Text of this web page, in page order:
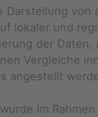
Darstellung von
lokaler und
der Daten,
Vergleiche
angestellt
im